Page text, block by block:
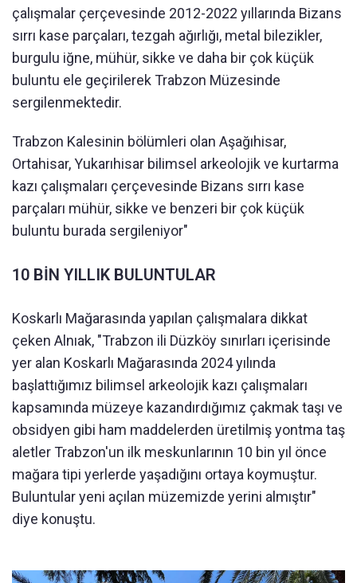
çalışmalar çerçevesinde 2012-2022 yıllarında Bizans
sırrı kase parçaları, tezgah ağırlığı, metal bilezikler,
burgulu iğne, mühür, sikke ve daha bir çok küçük
buluntu ele geçirilerek Trabzon Müzesinde
sergilenmektedir.
Trabzon Kalesinin bölümleri olan Aşağıhisar,
Ortahisar, Yukarıhisar bilimsel arkeolojik ve kurtarma
kazı çalışmaları çerçevesinde Bizans sırrı kase
parçaları mühür, sikke ve benzeri bir çok küçük
buluntu burada sergileniyor"
10 BİN YILLIK BULUNTULAR
Koskarlı Mağarasında yapılan çalışmalara dikkat
çeken Alnıak, "Trabzon ili Düzköy sınırları içerisinde
yer alan Koskarlı Mağarasında 2024 yılında
başlattığımız bilimsel arkeolojik kazı çalışmaları
kapsamında müzeye kazandırdığımız çakmak taşı ve
obsidyen gibi ham maddelerden üretilmiş yontma taş
aletler Trabzon'un ilk meskunlarının 10 bin yıl önce
mağara tipi yerlerde yaşadığını ortaya koymuştur.
Buluntular yeni açılan müzemizde yerini almıştır"
diye konuştu.